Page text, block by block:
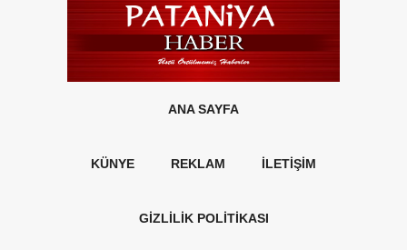
ANA SAYFA
KÜNYE REKLAM İLETİŞİM
GİZLİLİK POLİTİKASI